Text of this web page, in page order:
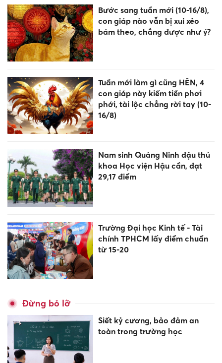
Bước sang tuần mới (10-16/8),
con giáp nào vẫn bị xui xẻo
bám theo, chẳng được như ý?
Tuần mới làm gì cũng HÊN, 4
con giáp này kiếm tiền phơi
phới, tài lộc chẳng rời tay (10-
16/8)
Nam sinh Quảng Ninh đậu thủ
khoa Học viện Hậu cần, đạt
29,17 điểm
Trường Đại học Kinh tế - Tài
chính TPHCM lấy điểm chuẩn
từ 15-20
Đừng bỏ lỡ
Siết kỷ cương, bảo đảm an
toàn trong trường học